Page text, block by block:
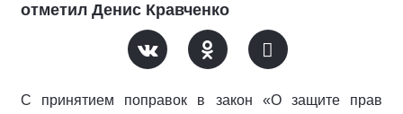
отметил Денис Кравченко
С принятием поправок в закон «О защите прав